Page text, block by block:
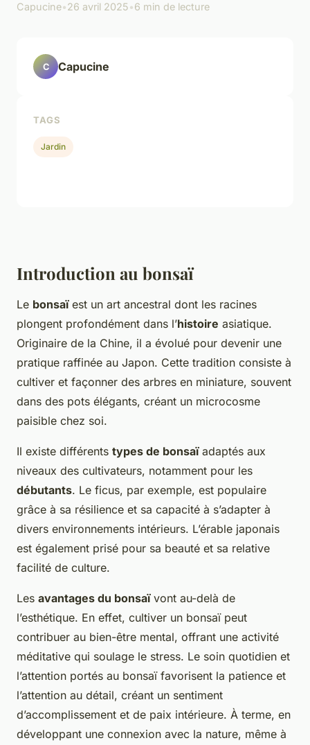
Capucine•26 avril 2025•6 min de lecture
Introduction au bonsaï
Le bonsaïest un art ancestral dont les racines
plongent profondément dans l’histoire asiatique.
Originaire de la Chine, il a évolué pour devenir une
pratique raffinée au Japon. Cette tradition consiste à
cultiver et façonner des arbres en miniature, souvent
dans des pots élégants, créant un microcosme
paisible chez soi.
Il existe différents types de bonsaïadaptés aux
niveaux des cultivateurs, notamment pour les
débutants. Le ficus, par exemple, est populaire
grâce à sa résilience et sa capacité à s’adapter à
divers environnements intérieurs. L’érable japonais
est également prisé pour sa beauté et sa relative
facilité de culture.
Les avantages du bonsaïvont au-delà de
l’esthétique. En effet, cultiver un bonsaï peut
contribuer au bien-être mental, offrant une activité
méditative qui soulage le stress. Le soin quotidien et
l’attention portés au bonsaï favorisent la patience et
l’attention au détail, créant un sentiment
d’accomplissement et de paix intérieure. À terme, en
développant une connexion avec la nature, même à
C Capucine
TAGS
Jardin